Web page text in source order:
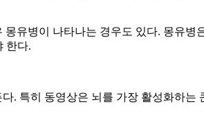
유병이 나타나는 경우도 있다. 몽유병
한다.
. 특히 동영상은 뇌를 가장 활성화하는